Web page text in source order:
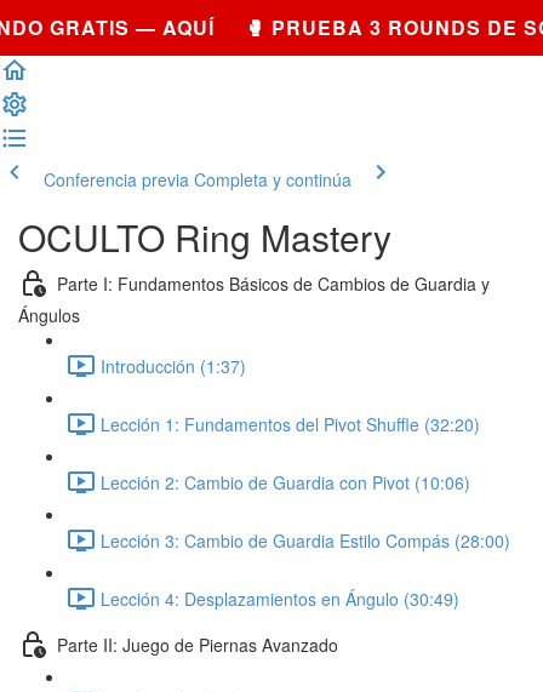
GRATIS — AQUÍ 🥊 PRUEBA 3 ROUNDS
Conferencia previa Completa y continúa
OCULTO Ring Mastery
Parte I: Fundamentos Básicos de Cambios de Guardia y
Ángulos
Introducción (1:37)
Lección 1: Fundamentos del Pivot Shuffle (32:20)
Lección 2: Cambio de Guardia con Pivot (10:06)
Lección 3: Cambio de Guardia Estilo Compás (28:00)
Lección 4: Desplazamientos en Ángulo (30:49)
Parte II: Juego de Piernas Avanzado